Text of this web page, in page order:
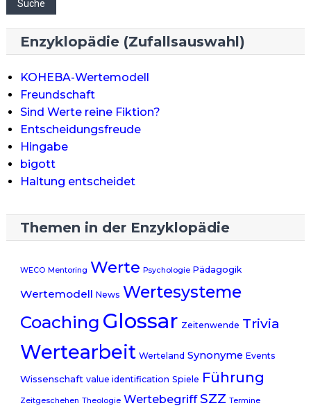
Suche
Enzyklopädie (Zufallsauswahl)
KOHEBA-Wertemodell
Freundschaft
Sind Werte reine Fiktion?
Entscheidungsfreude
Hingabe
bigott
Haltung entscheidet
Themen in der Enzyklopädie
WECO Mentoring Werte Psychologie Pädagogik
Wertemodell News Wertesysteme
Coaching Glossar Zeitenwende Trivia
Wertearbeit Werteland Synonyme Events
Wissenschaft value identification Spiele Führung
Zeitgeschehen Theologie Wertebegriff SZZ Termine